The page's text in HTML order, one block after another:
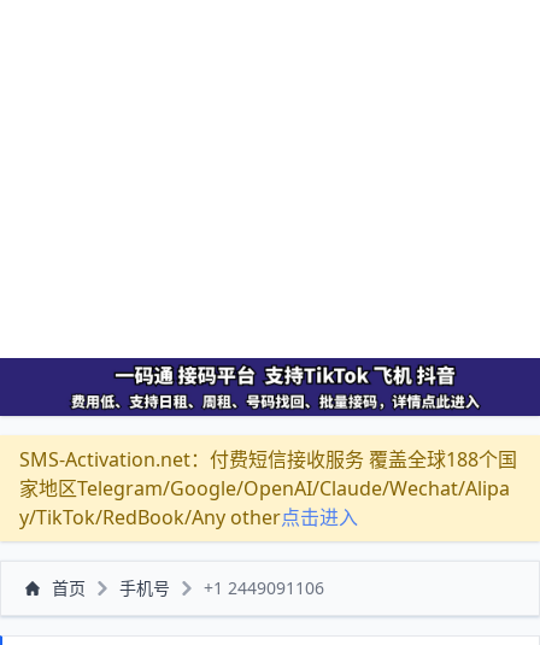
SMS-Activation.net：付费短信接收服务 覆盖全球188个国
家地区Telegram/Google/OpenAI/Claude/Wechat/Alipa
y/TikTok/RedBook/Any other点击进入
首页 手机号 +1 2449091106